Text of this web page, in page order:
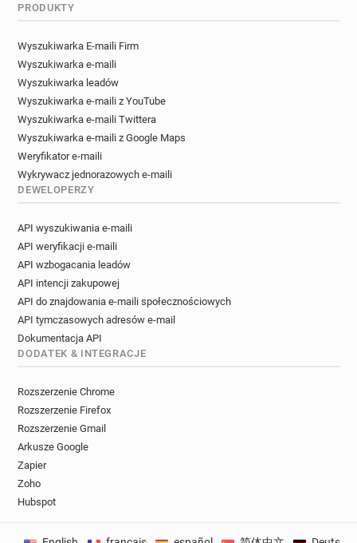
PRODUKTY
Wyszukiwarka E-maili Firm
Wyszukiwarka e-maili
Wyszukiwarka leadów
Wyszukiwarka e-maili z YouTube
Wyszukiwarka e-maili Twittera
Wyszukiwarka e-maili z Google Maps
Weryfikator e-maili
Wykrywacz jednorazowych e-maili
DEWELOPERZY
API wyszukiwania e-maili
API weryfikacji e-maili
API wzbogacania leadów
API intencji zakupowej
API do znajdowania e-maili społecznościowych
API tymczasowych adresów e-mail
Dokumentacja API
DODATEK & INTEGRACJE
Rozszerzenie Chrome
Rozszerzenie Firefox
Rozszerzenie Gmail
Arkusze Google
Zapier
Zoho
Hubspot